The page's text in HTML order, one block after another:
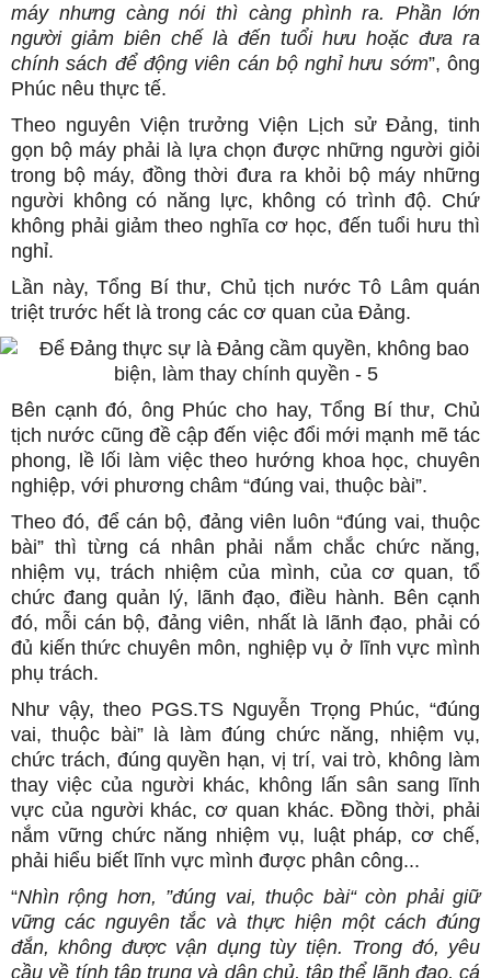
máy nhưng càng nói thì càng phình ra. Phần lớn
người giảm biên chế là đến tuổi hưu hoặc đưa ra
chính sách để động viên cán bộ nghỉ hưu sớm”, ông
Phúc nêu thực tế.
Theo nguyên Viện trưởng Viện Lịch sử Đảng, tinh
gọn bộ máy phải là lựa chọn được những người giỏi
trong bộ máy, đồng thời đưa ra khỏi bộ máy những
người không có năng lực, không có trình độ. Chứ
không phải giảm theo nghĩa cơ học, đến tuổi hưu thì
nghỉ.
Lần này, Tổng Bí thư, Chủ tịch nước Tô Lâm quán
triệt trước hết là trong các cơ quan của Đảng.
Bên cạnh đó, ông Phúc cho hay, Tổng Bí thư, Chủ
tịch nước cũng đề cập đến việc đổi mới mạnh mẽ tác
phong, lề lối làm việc theo hướng khoa học, chuyên
nghiệp, với phương châm “đúng vai, thuộc bài”.
Theo đó, để cán bộ, đảng viên luôn “đúng vai, thuộc
bài” thì từng cá nhân phải nắm chắc chức năng,
nhiệm vụ, trách nhiệm của mình, của cơ quan, tổ
chức đang quản lý, lãnh đạo, điều hành. Bên cạnh
đó, mỗi cán bộ, đảng viên, nhất là lãnh đạo, phải có
đủ kiến thức chuyên môn, nghiệp vụ ở lĩnh vực mình
phụ trách.
Như vậy, theo PGS.TS Nguyễn Trọng Phúc, “đúng
vai, thuộc bài” là làm đúng chức năng, nhiệm vụ,
chức trách, đúng quyền hạn, vị trí, vai trò, không làm
thay việc của người khác, không lấn sân sang lĩnh
vực của người khác, cơ quan khác. Đồng thời, phải
nắm vững chức năng nhiệm vụ, luật pháp, cơ chế,
phải hiểu biết lĩnh vực mình được phân công...
“Nhìn rộng hơn, ”đúng vai, thuộc bài“ còn phải giữ
vững các nguyên tắc và thực hiện một cách đúng
đắn, không được vận dụng tùy tiện. Trong đó, yêu
cầu về tính tập trung và dân chủ, tập thể lãnh đạo, cá